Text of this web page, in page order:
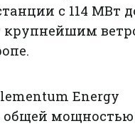
с 114 МВт
крупнейшим
Energy
общей мощностью